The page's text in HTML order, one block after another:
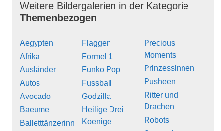
Weitere Bildergalerien in der Kategorie
Themenbezogen
Aegypten
Afrika
Ausländer
Autos
Avocado
Baeume
Balletttänzerinn
Flaggen
Formel 1
Funko Pop
Fussball
Godzilla
Heilige Drei
Koenige
Precious
Moments
Prinzessinnen
Pusheen
Ritter und
Drachen
Robots